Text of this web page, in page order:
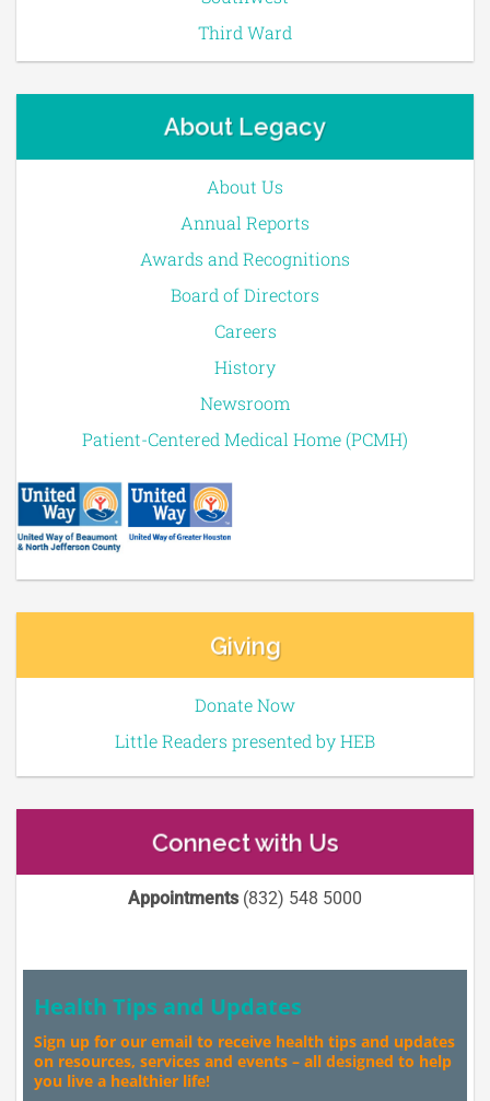
Third Ward
About Legacy
About Us
Annual Reports
Awards and Recognitions
Board of Directors
Careers
History
Newsroom
Patient-Centered Medical Home (PCMH)
Giving
Donate Now
Little Readers presented by HEB
Connect with Us
Appointments(832) 548 5000
Health Tips and Updates
Sign up for our email to receive health tips and updates
on resources, services and events – all designed to help
you live a healthier life!